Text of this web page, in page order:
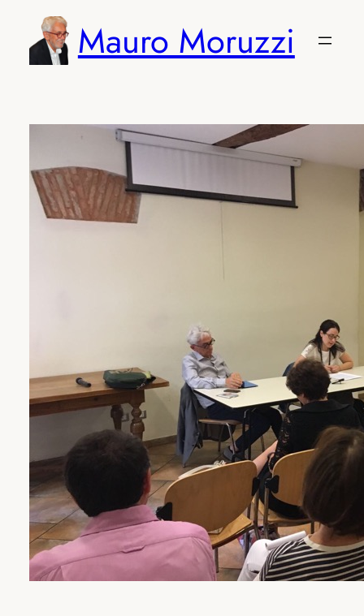
contenuto
Mauro Moruzzi